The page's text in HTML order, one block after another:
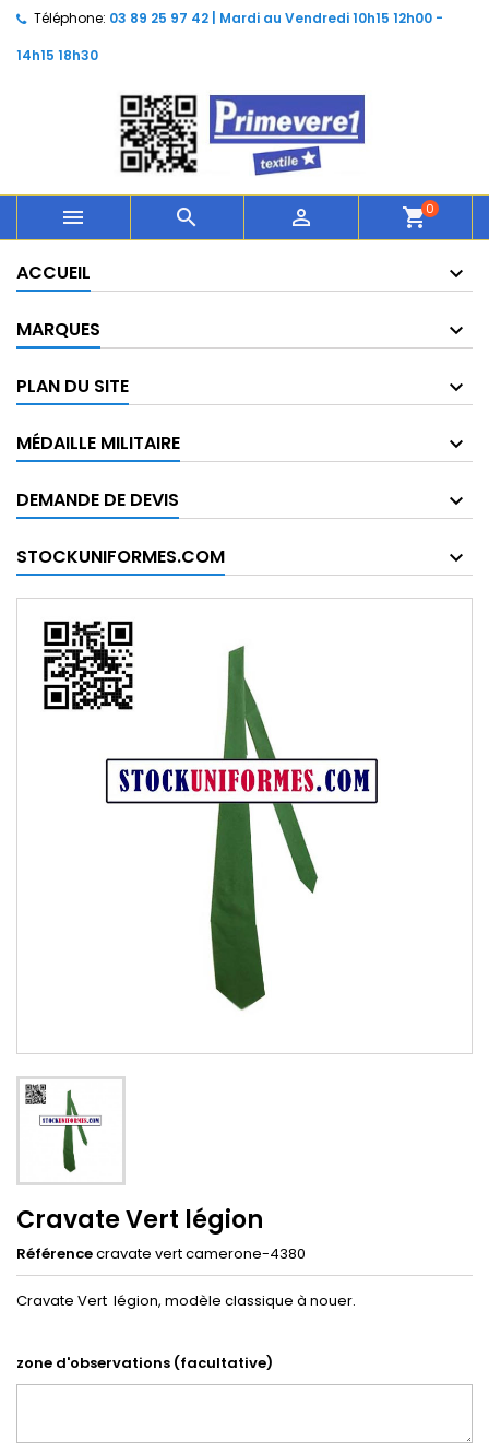
Téléphone: 03 89 25 97 42 | Mardi au Vendredi 10h15 12h00 -
14h15 18h30
   shopping_cart0
ACCUEIL
MARQUES
PLAN DU SITE
MÉDAILLE MILITAIRE
DEMANDE DE DEVIS
STOCKUNIFORMES.COM
Cravate Vert légion
Référencecravate vert camerone-4380
Cravate Vert légion, modèle classique à nouer.
zone d'observations (facultative)